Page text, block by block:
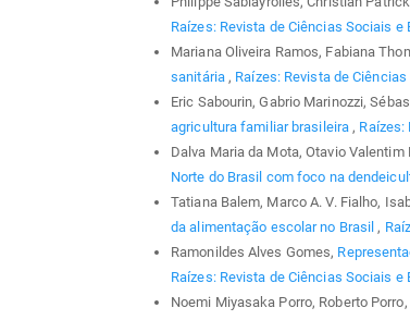
Raízes: Revista de Ciências Sociais e
Mariana Oliveira Ramos, Fabiana
sanitária , Raízes: Revista de
Eric Sabourin, Gabrio Marinozzi,
agricultura familiar brasileira , Raízes:
Dalva Maria da Mota, Otavio
Norte do Brasil com foco na
Tatiana Balem, Marco A. V. Fialho,
da alimentação escolar no Brasil ,
Ramonildes Alves Gomes,
Raízes: Revista de Ciências Sociais e
Noemi Miyasaka Porro, Roberto